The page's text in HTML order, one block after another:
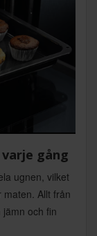
gång
ugnen, vilket
Allt från
och fin